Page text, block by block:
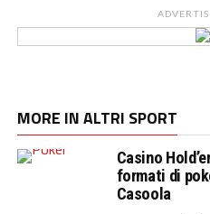
MORE IN ALTRI SPORT
Casino
formati di
Casoola